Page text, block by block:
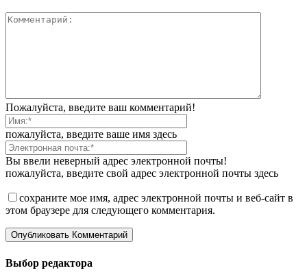
Пожалуйста, введите ваш комментарий!
пожалуйста, введите ваше имя здесь
Вы ввели неверный адрес электронной почты!
пожалуйста, введите свой адрес электронной почты здесь
сохраните мое имя, адрес электронной почты и веб-сайт в
этом браузере для следующего комментария.
Выбор редактора